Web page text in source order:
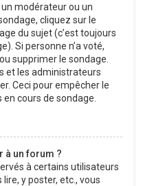
modérateur ou un
cliquez sur le
du sujet (c’est toujours
Si personne n’a voté,
supprimer le sondage.
et les administrateurs
Ceci pour empêcher le
cours de sondage.
à un forum ?
à certains utilisateurs
y poster, etc., vous